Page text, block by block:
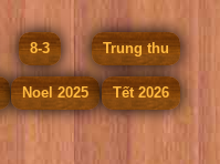
8-3 Trung thu
Noel 2025 Tết 2026